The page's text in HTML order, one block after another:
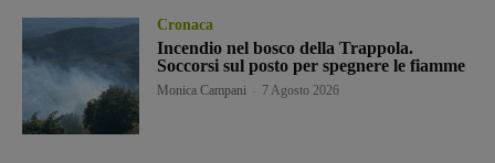
Cronaca
Incendio nel bosco della Trappola.
Soccorsi sul posto per spegnere le fiamme
Monica Campani 7 Agosto 2026